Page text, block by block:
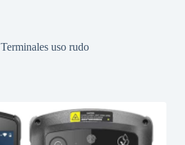
Terminales uso rudo